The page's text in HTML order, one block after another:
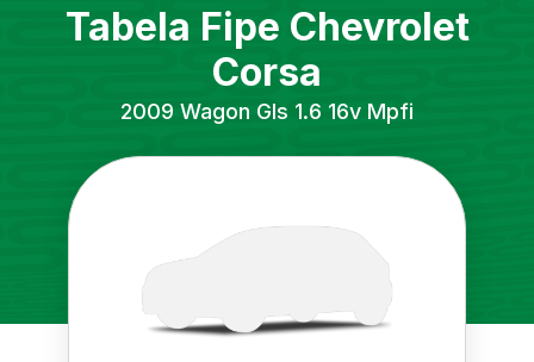
Tabela Fipe Chevrolet
Corsa
2009 Wagon Gls 1.6 16v Mpfi